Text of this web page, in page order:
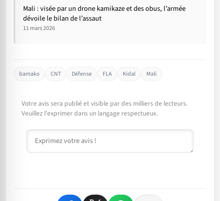
Mali : visée par un drone kamikaze et des obus, l’armée
dévoile le bilan de l’assaut
11 mars 2026
bamako CNT Défense FLA Kidal Mali
Votre avis sera publié et visible par des milliers de lecteurs.
Veuillez l'exprimer dans un langage respectueux.
Commentaire